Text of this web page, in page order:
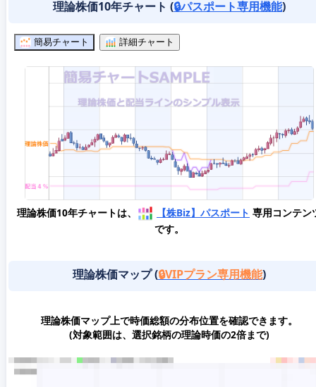
理論株価10年チャート (🔒パスポート専用機能)
簡易チャート 詳細チャート
理論株価10年チャートは、 【株Biz】パスポート 専用コンテン
です。
理論株価マップ (🔒VIPプラン専用機能)
理論株価マップ上で時価総額の分布位置を確認できます。
(対象範囲は、選択銘柄の理論時価の2倍まで)